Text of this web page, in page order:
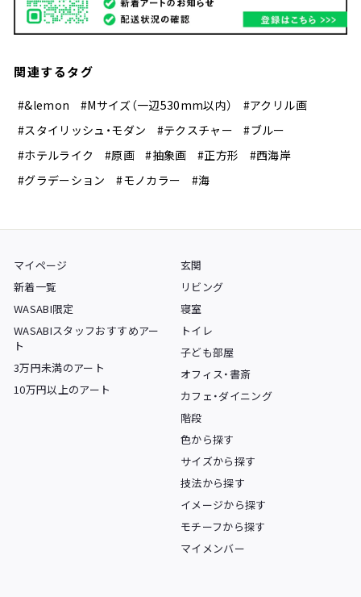
関連するタグ
#&lemon #Mサイズ（一辺530mm以内）
#アクリル画
#スタイリッシュ・モダン
#テクスチャー
#ブルー
#ホテルライク
#原画 #抽象画 #正方形
#西海岸
#グラデーション
#モノカラー #海
マイページ
新着一覧
WASABI限定
WASABIスタッフおすすめアー
ト
3万円未満のアート
10万円以上のアート
玄関
リビング
寝室
トイレ
子ども部屋
オフィス・書斎
カフェ・ダイニング
階段
色から探す
サイズから探す
技法から探す
イメージから探す
モチーフから探す
マイメンバー